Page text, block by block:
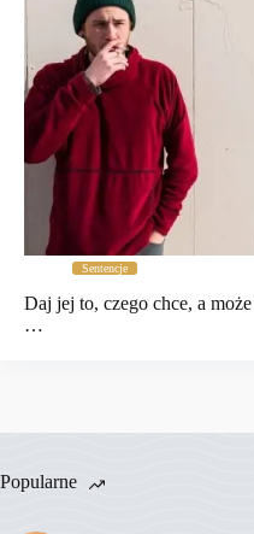
Sentencje
Daj jej to, czego chce, a
…
Popularne